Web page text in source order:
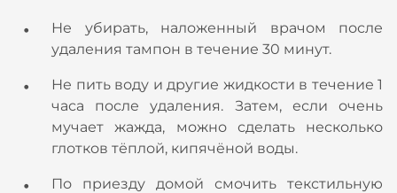
Не убирать, наложенный врачом после
удаления тампон в течение 30 минут.
Не пить воду и другие жидкости в течение 1
часа после удаления. Затем, если очень
мучает жажда, можно сделать несколько
глотков тёплой, кипячёной воды.
По приезду домой смочить текстильную